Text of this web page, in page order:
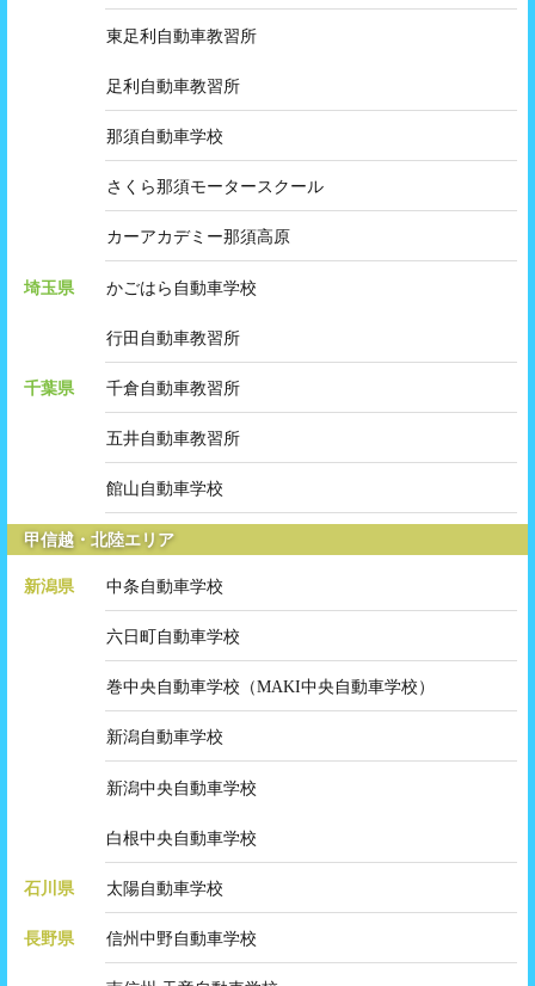
東足利自動車教習所
足利自動車教習所
那須自動車学校
さくら那須モータースクール
カーアカデミー那須高原
埼玉県 かごはら自動車学校
行田自動車教習所
千葉県 千倉自動車教習所
五井自動車教習所
館山自動車学校
甲信越・北陸エリア
新潟県 中条自動車学校
六日町自動車学校
巻中央自動車学校（MAKI中央自動車学校）
新潟自動車学校
新潟中央自動車学校
白根中央自動車学校
石川県 太陽自動車学校
長野県 信州中野自動車学校